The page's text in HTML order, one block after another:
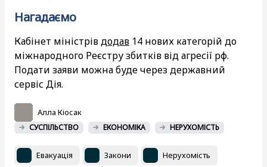
Нагадаємо
Кабінет міністрівдодав 14 нових категорій до
міжнародного Реєстру збитків від агресії рф.
Подати заяви можна буде через державний
сервіс Дія.
Алла Кіосак
СУСПІЛЬСТВО ЕКОНОМІКА НЕРУХОМІСТЬ
Евакуація Закони Нерухомість